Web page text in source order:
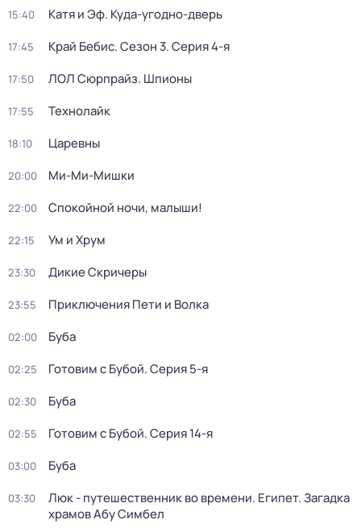
15:40 Катя и Эф. Куда-угодно-дверь
17:45 Край Бебис. Сезон 3. Серия 4-я
17:50 ЛОЛ Сюрпрайз. Шпионы
17:55 Технолайк
18:10 Царевны
20:00 Ми-Ми-Мишки
22:00 Спокойной ночи, малыши!
22:15 Ум и Хрум
23:30 Дикие Скричеры
23:55 Приключения Пети и Волка
02:00 Буба
02:25 Готовим с Бубой. Серия 5-я
02:30 Буба
02:55 Готовим с Бубой. Серия 14-я
03:00 Буба
03:30
Люк - путешественник во времени. Египет. Загадка
храмов Абу Симбел